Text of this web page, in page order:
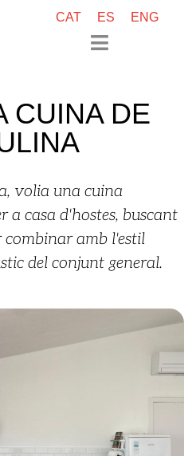
CAT ES ENG
CUINA DE
volia una cuina
a casa d'hostes, buscant
combinar amb l'estil
del conjunt general.